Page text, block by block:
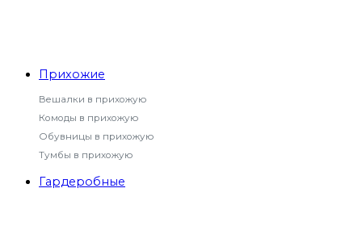
Прихожие
Вешалки в прихожую
Комоды в прихожую
Обувницы в прихожую
Тумбы в прихожую
Гардеробные